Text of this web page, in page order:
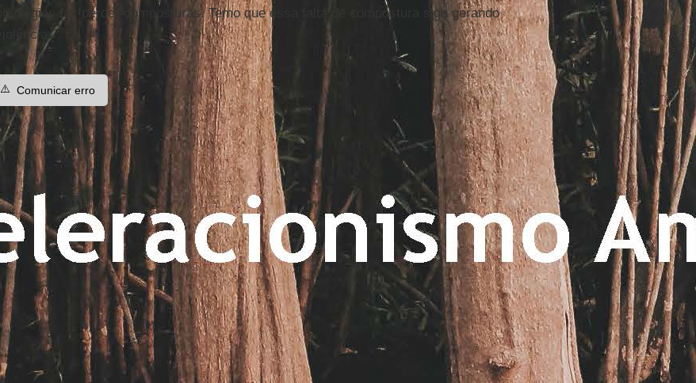
privilégios faz perder composturas. Temo que essa falta de compostura siga gerando
violência.
⚠️ Comunicar erro